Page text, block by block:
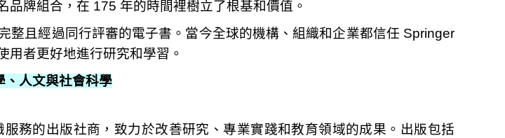
品牌組合，在 175 年的時間裡樹立了根基和價值。
整且經過同行評審的電子書。當今全球的機構、組織和企業都信任 Springer
用者更好地進行研究和學習。
、人文與社會科學
務的出版社商，致力於改善研究、專業實踐和教育領域的成果。出版包括